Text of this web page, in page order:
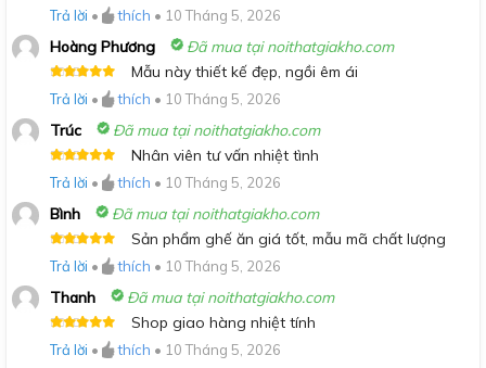
hạng5
5
Trả lời • thích • 10 Tháng 5, 2026
Hoàng Phương Đã mua tại noithatgiakho.com
hạng5
5
Mẫu này thiết kế đẹp, ngồi êm ái
Trả lời • thích • 10 Tháng 5, 2026
Trúc Đã mua tại noithatgiakho.com
hạng5
5
Nhân viên tư vấn nhiệt tình
Trả lời • thích • 10 Tháng 5, 2026
Bình Đã mua tại noithatgiakho.com
hạng5
5
Sản phẩm ghế ăn giá tốt, mẫu mã chất lượng
Trả lời • thích • 10 Tháng 5, 2026
Thanh Đã mua tại noithatgiakho.com
hạng5
5
Shop giao hàng nhiệt tính
Trả lời • thích • 10 Tháng 5, 2026